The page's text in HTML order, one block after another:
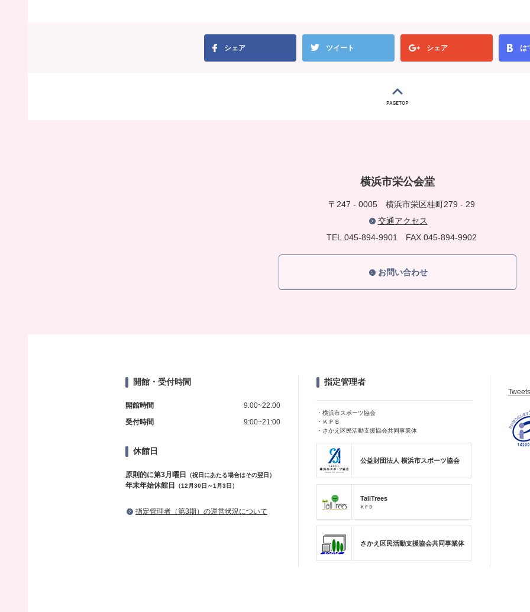
シェア ツイート シェア は
横浜市栄公会堂
〒247 - 0005 横浜市栄区桂町279 - 29
交通アクセス
TEL.045-894-9901 FAX.045-894-9902
お問い合わせ
開館・受付時間
開館時間
9:00~22:00
受付時間
9:00~21:00
休館日
原則的に第3月曜日 （祝日にあたる場合はその翌日）
年末年始休館日 （12月30日～1月3日）
指定管理者（第3期）の運営状況について
指定管理者
・横浜市スポーツ協会
・ＫＰＢ
・さかえ区民活動支援協会共同事業体
公益財団法人 横浜市スポーツ協会
TallTrees
ＫＰＢ
さかえ区民活動支援協会共同事業体